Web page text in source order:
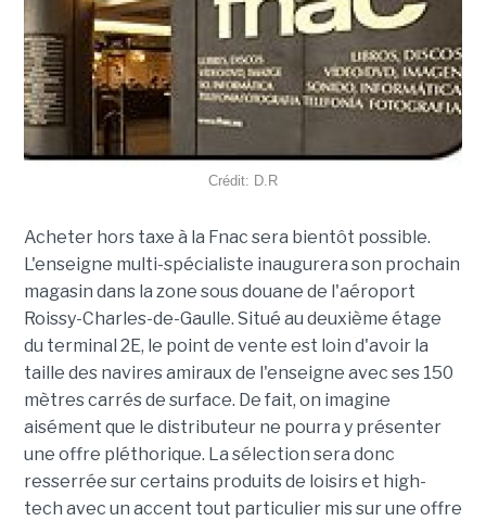
Crédit: D.R
Acheter hors taxe à la Fnac sera bientôt possible.
L'enseigne multi-spécialiste inaugurera son prochain
magasin dans la zone sous douane de l'aéroport
Roissy-Charles-de-Gaulle. Situé au deuxième étage
du terminal 2E, le point de vente est loin d'avoir la
taille des navires amiraux de l'enseigne avec ses 150
mètres carrés de surface. De fait, on imagine
aisément que le distributeur ne pourra y présenter
une offre pléthorique. La sélection sera donc
resserrée sur certains produits de loisirs et high-
tech avec un accent tout particulier mis sur une offre